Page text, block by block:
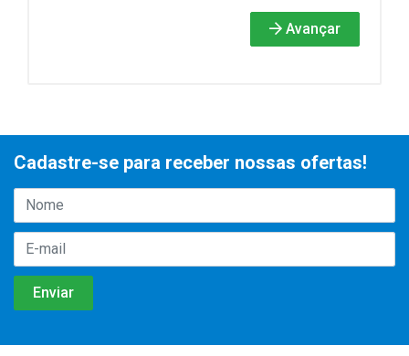
Avançar
Cadastre-se para receber nossas ofertas!